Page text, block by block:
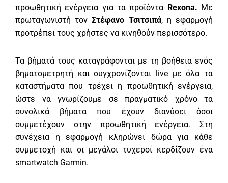
προωθητική ενέργεια για τα προϊόντα Rexona. Με
πρωταγωνιστή τονΣτέφανο Τσιτσιπά, η εφαρμογή
προτρέπει τους χρήστες να κινηθούν περισσότερο.
Τα βήματά τους καταγράφονται με τη βοήθεια ενός
βηματομετρητή και συγχρονίζoνται live με όλα τα
καταστήματα που τρέχει η προωθητική ενέργεια,
ώστε να γνωρίζουμε σε πραγματικό χρόνο τα
συνολικά βήματα που έχουν διανύσει όσοι
συμμετέχουν στην προωθητική ενέργεια. Στη
συνέχεια η εφαρμογή κληρώνει δώρα για κάθε
συμμετοχή και οι μεγάλοι τυχεροί κερδίζουν ένα
smartwatch Garmin.